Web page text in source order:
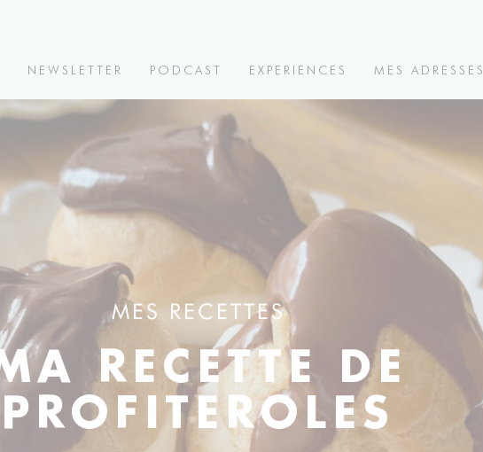
NEWSLETTER PODCAST EXPERIENCES MES ADRESSES
MES RECETTES
RECETTE DE
PROFITEROLES